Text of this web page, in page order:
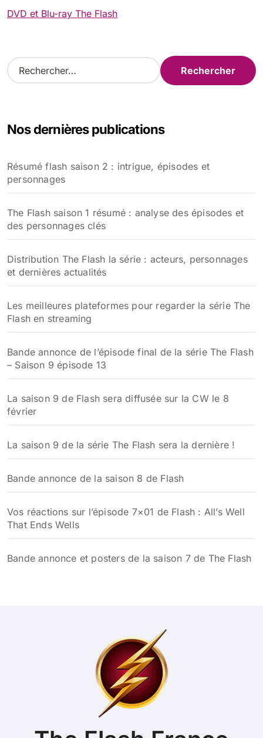
DVD et Blu-ray The Flash
R
e
r
e
r
Nos dernières publications
Résumé flash saison 2 : intrigue, épisodes et
personnages
The Flash saison 1 résumé : analyse des épisodes et
des personnages clés
Distribution The Flash la série : acteurs, personnages
et dernières actualités
Les meilleures plateformes pour regarder la série The
Flash en streaming
Bande annonce de l’épisode final de la série The Flash
– Saison 9 épisode 13
La saison 9 de Flash sera diffusée sur la CW le 8
février
La saison 9 de la série The Flash sera la dernière !
Bande annonce de la saison 8 de Flash
Vos réactions sur l’épisode 7×01 de Flash : All’s Well
That Ends Wells
Bande annonce et posters de la saison 7 de The Flash